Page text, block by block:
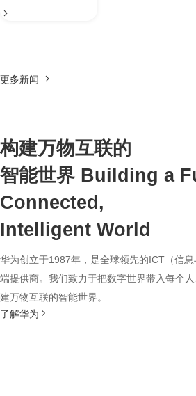
更多新闻
构建万物互联的
智能世界 Building a
Connected,
Intelligent World
华为创立于1987年，是全球领先的ICT（信
端提供商。我们致力于把数字世界带入每个
建万物互联的智能世界。
了解华为